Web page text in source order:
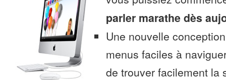
parler marathe dès
Une nouvelle
menus faciles à
de trouver facilement la